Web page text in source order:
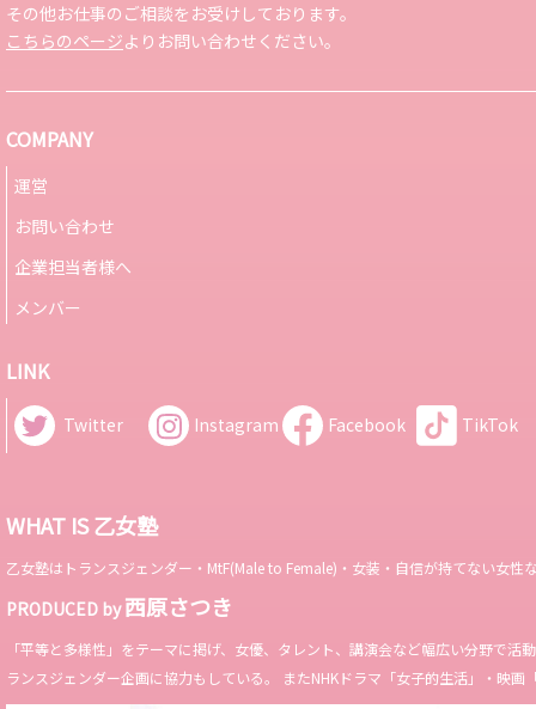
その他お仕事のご相談をお受けしております。
こちらのページよりお問い合わせください。
COMPANY
運営
お問い合わせ
企業担当者様へ
メンバー
LINK
Twitter Instagram Facebook TikTok
WHAT IS 乙女塾
乙女塾はトランスジェンダー・MtF(Male to Female)・女装・自信が持てない女
PRODUCED by西原さつき
「平等と多様性」をテーマに掲げ、女優、タレント、講演会など幅広い分野で
ランスジェンダー企画に協力もしている。 またNHKドラマ「女子的生活」・映